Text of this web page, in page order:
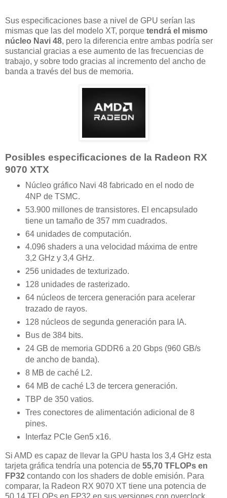
Sus especificaciones base a nivel de GPU serían las
mismas que las del modelo XT, porque tendrá el mismo
núcleo Navi 48, pero la diferencia entre ambas podría ser
sustancial gracias a ese aumento de las frecuencias de
trabajo, y sobre todo gracias al incremento del ancho de
banda a través del bus de memoria.
Posibles especificaciones de la Radeon RX
9070 XTX
Núcleo gráfico Navi 48 fabricado en el nodo de
4NP de TSMC.
53.900 millones de transistores. El encapsulado
tiene un tamaño de 357 mm cuadrados.
64 unidades de computación.
4.096 shaders a una velocidad máxima de entre
3,2 GHz y 3,4 GHz.
256 unidades de texturizado.
128 unidades de rasterizado.
64 núcleos de tercera generación para acelerar
trazado de rayos.
128 núcleos de segunda generación para IA.
Bus de 384 bits.
24 GB de memoria GDDR6 a 20 Gbps (960 GB/s
de ancho de banda).
8 MB de caché L2.
64 MB de caché L3 de tercera generación.
TBP de 350 vatios.
Tres conectores de alimentación adicional de 8
pines.
Interfaz PCIe Gen5 x16.
Si AMD es capaz de llevar la GPU hasta los 3,4 GHz esta
tarjeta gráfica tendría una potencia de 55,70 TFLOPs en
FP32 contando con los shaders de doble emisión. Para
comparar, la Radeon RX 9070 XT tiene una potencia de
50,14 TFLOPs en FP32 en sus versiones con overclock.